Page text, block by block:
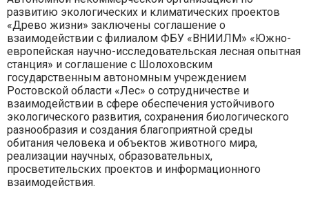
развитию экологических и климатических проектов
«Древо жизни» заключены соглашение о
взаимодействии с филиалом ФБУ «ВНИИЛМ» «Южно-
европейская научно-исследовательская лесная опытная
станция» и соглашение с Шолоховским
государственным автономным учреждением
Ростовской области «Лес» о сотрудничестве и
взаимодействии в сфере обеспечения устойчивого
экологического развития, сохранения биологического
разнообразия и создания благоприятной среды
обитания человека и объектов животного мира,
реализации научных, образовательных,
просветительских проектов и информационного
взаимодействия.